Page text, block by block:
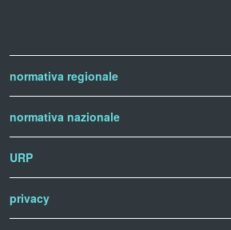
normativa regionale
normativa nazionale
URP
privacy